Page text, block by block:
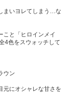
まいヨレてしまう…な
こと「ヒロインメイ
4色をスウォッチして
ウン
にオシャレな甘さを